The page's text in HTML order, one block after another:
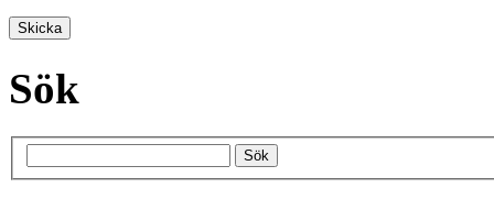
Sök